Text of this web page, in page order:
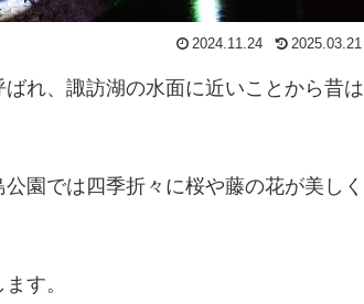
2024.11.24 2025.03.21
れ、諏訪湖の水面に近いことから昔は
園では四季折々に桜や藤の花が美しく
す。